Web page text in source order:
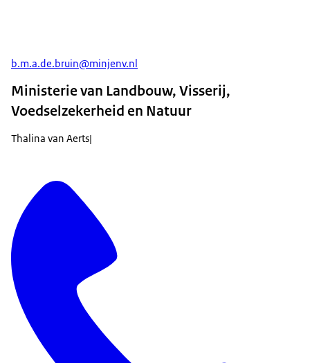
b.m.a.de.bruin@minjenv.nl
Ministerie van Landbouw, Visserij,
Voedselzekerheid en Natuur
Thalina van Aerts|